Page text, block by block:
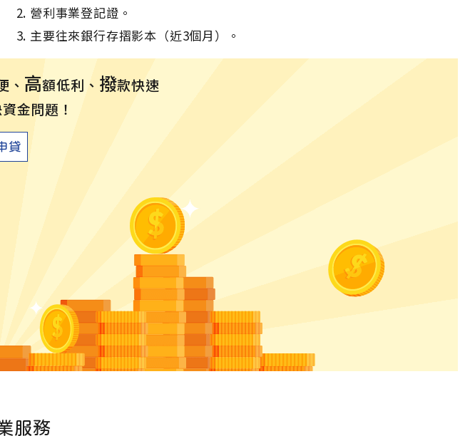
營利事業登記證。
主要往來銀行存摺影本（近3個月）。
、 高額低利、 撥款快速
金問題！
貸
服務